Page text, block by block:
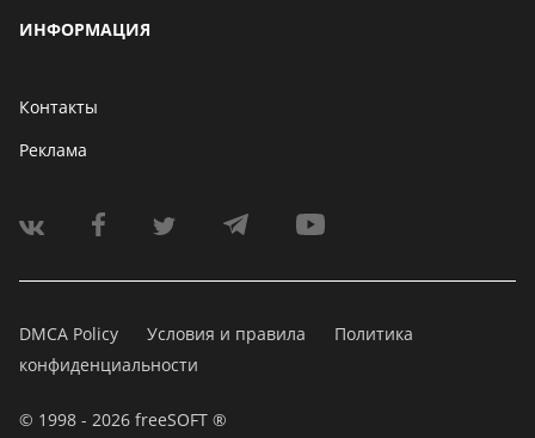
ИНФОРМАЦИЯ
Контакты
Реклама
DMCA Policy Условия и правила
Политика
конфиденциальности
© 1998 - 2026 freeSOFT ®